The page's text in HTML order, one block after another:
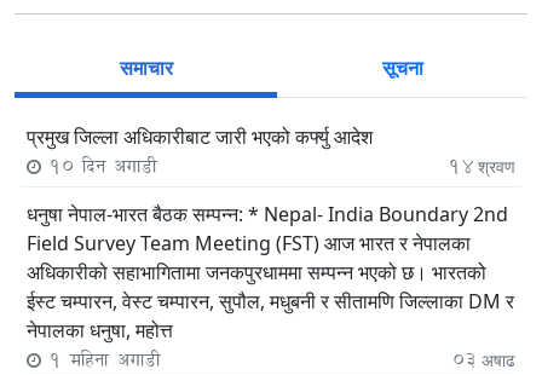
समाचार सूचना
प्रमुख जिल्ला अधिकारीबाट जारी भएको कर्फ्यु आदेश
10 दिन अगाडी 14 श्रवण
धनुषा नेपाल-भारत बैठक सम्पन्न: * Nepal- India Boundary 2nd
Field Survey Team Meeting (FST) आज भारत र नेपालका
अधिकारीको सहाभागितामा जनकपुरधाममा सम्पन्न भएको छ। भारतको
ईस्ट चम्पारन, वेस्ट चम्पारन, सुपौल, मधुबनी र सीतामणि जिल्लाका DM र
नेपालका धनुषा, महोत्त
1 महिना अगाडी 03 अषाढ